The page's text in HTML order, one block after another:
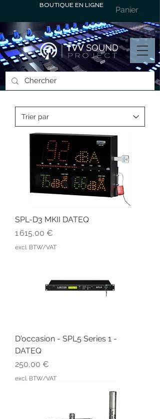
BOUTIQUE EN LIGNE Panier
SPL-D3 MKII DATEQ
Prix
1 615,00 €
excl. BTW/VAT
D'occasion - SPL5 Series 1 -
DATEQ
Prix
250,00 €
excl. BTW/VAT